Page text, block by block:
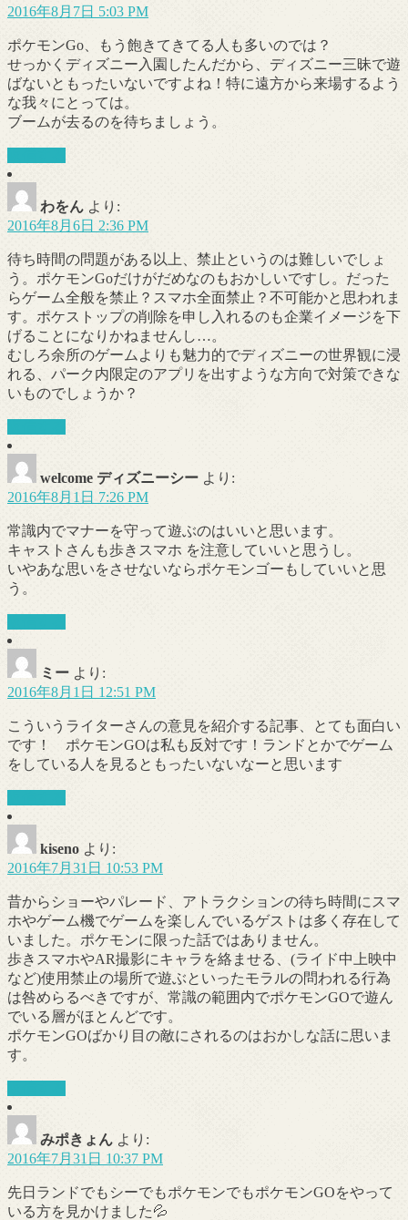
2016年8月7日 5:03 PM
ポケモンGo、もう飽きてきてる人も多いのでは？
せっかくディズニー入園したんだから、ディズニー三昧で遊
ばないともったいないですよね！特に遠方から来場するよう
な我々にとっては。
ブームが去るのを待ちましょう。
わをん より:
2016年8月6日 2:36 PM
待ち時間の問題がある以上、禁止というのは難しいでしょ
う。ポケモンGoだけがだめなのもおかしいですし。だった
らゲーム全般を禁止？スマホ全面禁止？不可能かと思われま
す。ポケストップの削除を申し入れるのも企業イメージを下
げることになりかねませんし…。
むしろ余所のゲームよりも魅力的でディズニーの世界観に浸
れる、パーク内限定のアプリを出すような方向で対策できな
いものでしょうか？
welcome ディズニーシー より:
2016年8月1日 7:26 PM
常識内でマナーを守って遊ぶのはいいと思います。
キャストさんも歩きスマホ を注意していいと思うし。
いやあな思いをさせないならポケモンゴーもしていいと思
う。
ミー より:
2016年8月1日 12:51 PM
こういうライターさんの意見を紹介する記事、とても面白い
です！ ポケモンGOは私も反対です！ランドとかでゲーム
をしている人を見るともったいないなーと思います
kiseno より:
2016年7月31日 10:53 PM
昔からショーやパレード、アトラクションの待ち時間にスマ
ホやゲーム機でゲームを楽しんでいるゲストは多く存在して
いました。ポケモンに限った話ではありません。
歩きスマホやAR撮影にキャラを絡ませる、(ライド中上映中
など)使用禁止の場所で遊ぶといったモラルの問われる行為
は咎めらるべきですが、常識の範囲内でポケモンGOで遊ん
でいる層がほとんどです。
ポケモンGOばかり目の敵にされるのはおかしな話に思いま
す。
みポきょん より:
2016年7月31日 10:37 PM
先日ランドでもシーでもポケモンでもポケモンGOをやって
いる方を見かけました💦